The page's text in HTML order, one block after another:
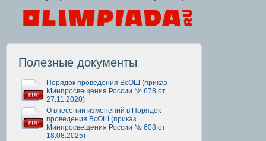
Полезные документы
Порядок проведения ВсОШ (приказ
Минпросвещения России № 678 от
27.11.2020)
О внесении изменений в Порядок
проведения ВсОШ (приказ
Минпросвещения России № 608 от
18.08.2025)